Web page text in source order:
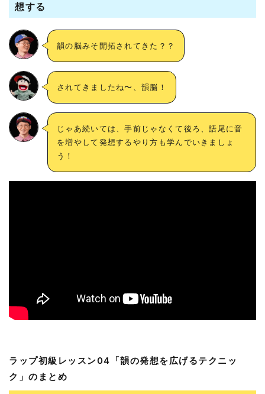
想する
韻の脳みそ開拓されてきた？？
されてきましたね〜、韻脳！
じゃあ続いては、手前じゃなくて後ろ、語尾に音
を増やして発想するやり方も学んでいきましょ
う！
ラップ初級レッスン04「韻の発想を広げるテクニッ
ク」のまとめ